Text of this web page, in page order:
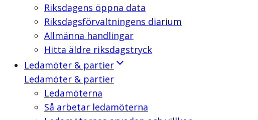
Riksdagens öppna data
Riksdagsförvaltningens diarium
Allmänna handlingar
Hitta äldre riksdagstryck
Ledamöter & partier
Ledamöter & partier
Ledamöterna
Så arbetar ledamöterna